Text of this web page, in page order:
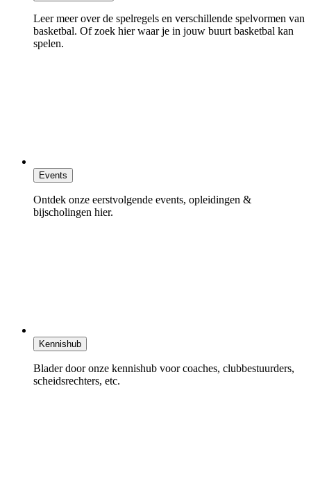
Leer meer over de spelregels en verschillende spelvormen van
basketbal. Of zoek hier waar je in jouw buurt basketbal kan
spelen.
Events
Ontdek onze eerstvolgende events, opleidingen &
bijscholingen hier.
Kennishub
Blader door onze kennishub voor coaches, clubbestuurders,
scheidsrechters, etc.